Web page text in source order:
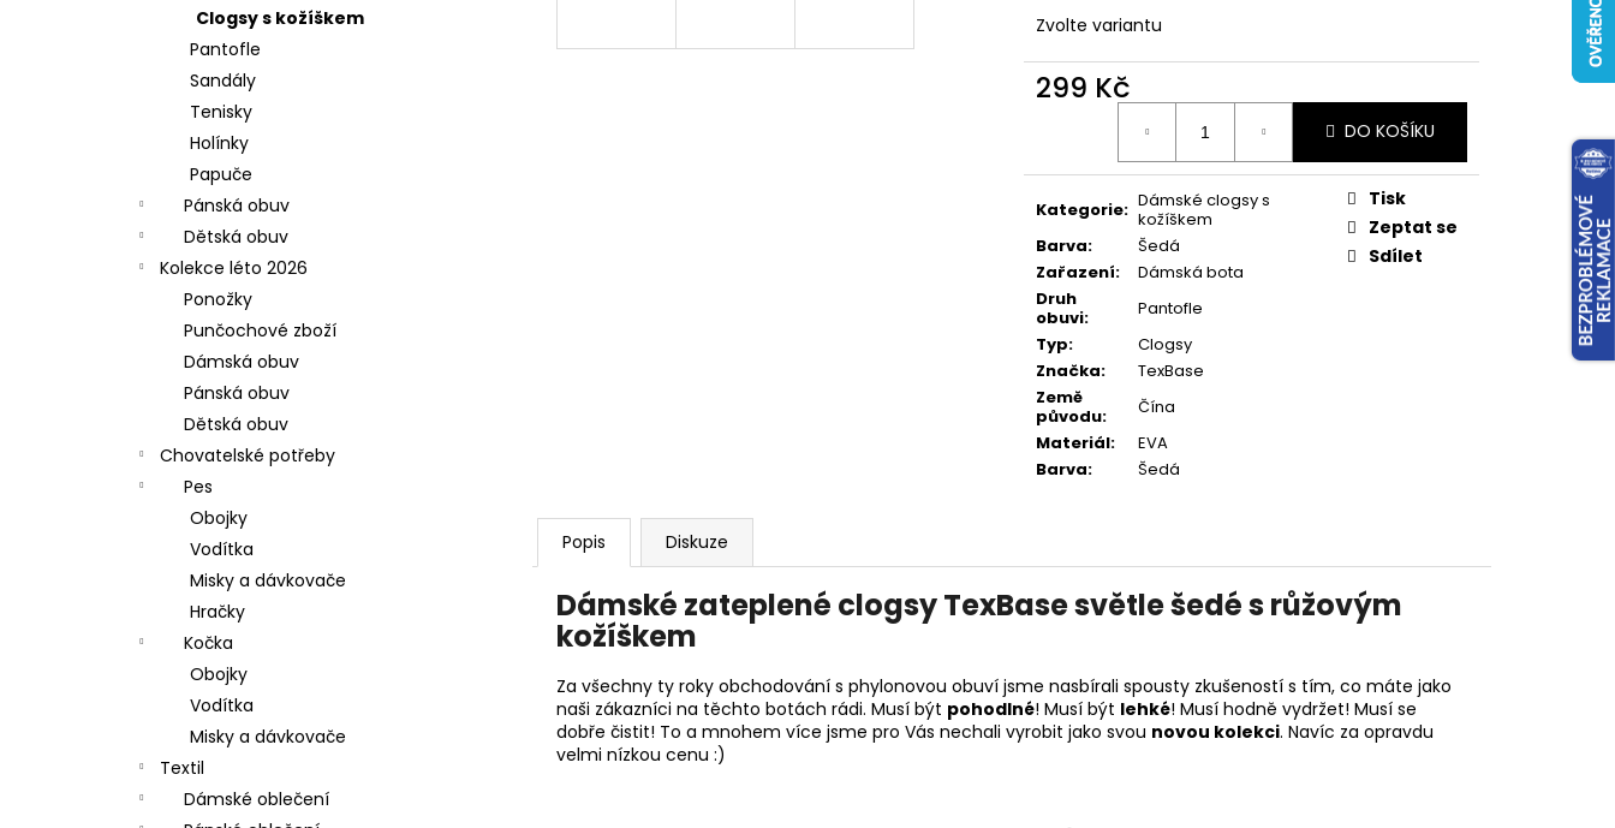
Clogsy s kožíškem
Pantofle
Sandály
Tenisky
Holínky
Papuče
Pánská obuv
Dětská obuv
Kolekce léto 2026
Ponožky
Punčochové zboží
Dámská obuv
Pánská obuv
Dětská obuv
Chovatelské potřeby
Pes
Obojky
Vodítka
Misky a dávkovače
Hračky
Kočka
Obojky
Vodítka
Misky a dávkovače
Textil
Dámské oblečení
Zvolte variantu
299 Kč
DO KOŠÍKU
Kategorie: Dámské clogsy s
kožíškem
Barva:
Šedá
Zařazení:
Dámská bota
Druh
obuvi:
Pantofle
Typ:
Clogsy
Značka:
TexBase
Země
původu:
Čína
Materiál:
EVA
Barva: Šedá
Tisk
Zeptat se
Sdílet
Popis Diskuze
Dámské zateplené clogsy TexBase světle šedé s růžovým
kožíškem
Za všechny ty roky obchodování s phylonovou obuví jsme nasbírali spousty zkušeností s tím, co máte jako
naši zákazníci na těchto botách rádi. Musí být pohodlné! Musí být lehké! Musí hodně vydržet! Musí se
dobře čistit! To a mnohem více jsme pro Vás nechali vyrobit jako svou novou kolekci. Navíc za opravdu
velmi nízkou cenu :)